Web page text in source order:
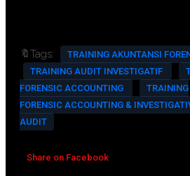
🔖Tags:
TRAINING AKUNTANSI
TRAINING AUDIT INVESTIGATIF
FORENSIC ACCOUNTING
TRAINING
FORENSIC ACCOUNTING &
AUDIT
Share on Facebook